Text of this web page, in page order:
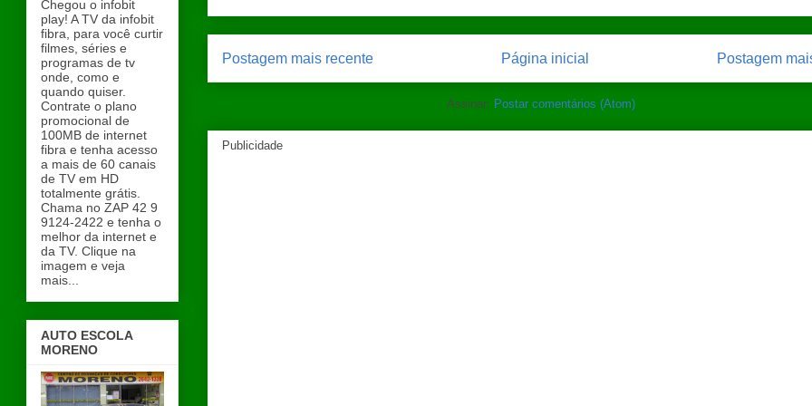
Postagem mais recente Postagem
Página inicial
Assinar: Postar comentários (Atom)
Publicidade
Chegou o infobit
play! A TV da infobit
fibra, para você curtir
filmes, séries e
programas de tv
onde, como e
quando quiser.
Contrate o plano
promocional de
100MB de internet
fibra e tenha acesso
a mais de 60 canais
de TV em HD
totalmente grátis.
Chama no ZAP 42 9
9124-2422 e tenha o
melhor da internet e
da TV. Clique na
imagem e veja
mais...
AUTO ESCOLA
MORENO